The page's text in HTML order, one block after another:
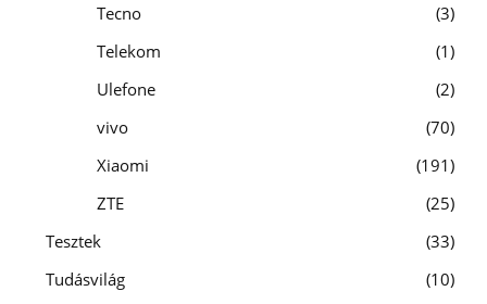
Tecno
3
Telekom
1
Ulefone
2
vivo
70
Xiaomi
191
ZTE
25
Tesztek
33
Tudásvilág
10